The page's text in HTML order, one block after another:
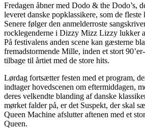
Fredagen åbner med Dodo & the Dodo’s,
leveret danske popklassikere, som de fleste
Senere følger den anmelderroste
rocklegenderne i Dizzy Mizz Lizzy lukker
På festivalens anden scene kan gæsterne
fremadstormende Mille, inden et stort
tilbage til årtiet med de store hits.
Lørdag fortsætter festen med et program,
indtager hovedscenen om eftermiddagen,
deres velkendte blanding af danske
mørket falder på, er det Suspekt, der skal
Queen Machine afslutter aftenen med et
Queen.